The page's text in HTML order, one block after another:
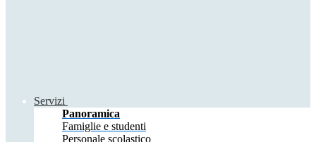
Servizi
Panoramica
Famiglie e studenti
Personale scolastico